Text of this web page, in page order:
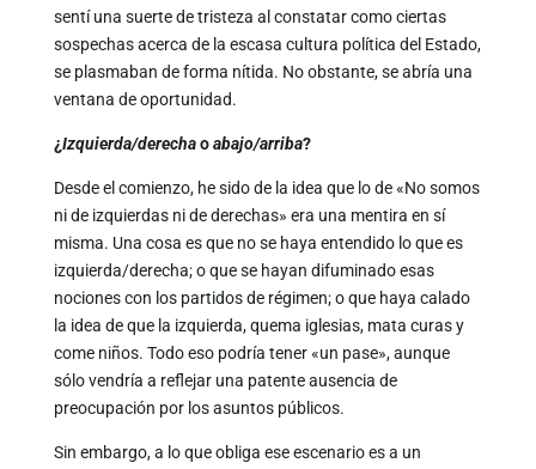
sentí una suerte de tristeza al constatar como ciertas
sospechas acerca de la escasa cultura política del Estado,
se plasmaban de forma nítida. No obstante, se abría una
ventana de oportunidad.
¿Izquierda/derechaoabajo/arriba?
Desde el comienzo, he sido de la idea que lo de «No somos
ni de izquierdas ni de derechas» era una mentira en sí
misma. Una cosa es que no se haya entendido lo que es
izquierda/derecha; o que se hayan difuminado esas
nociones con los partidos de régimen; o que haya calado
la idea de que la izquierda, quema iglesias, mata curas y
come niños. Todo eso podría tener «un pase», aunque
sólo vendría a reflejar una patente ausencia de
preocupación por los asuntos públicos.
Sin embargo, a lo que obliga ese escenario es a un